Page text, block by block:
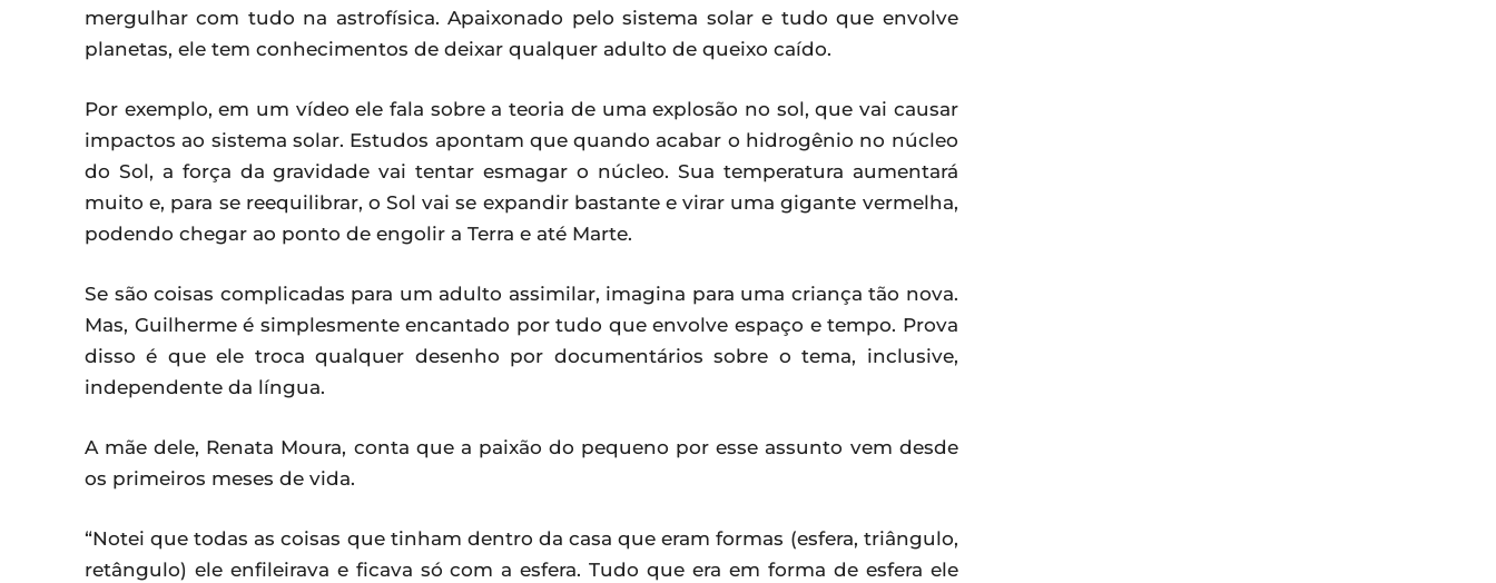
mergulhar com tudo na astrofísica. Apaixonado pelo sistema solar e tudo que envolve
planetas, ele tem conhecimentos de deixar qualquer adulto de queixo caído.
Por exemplo, em um vídeo ele fala sobre a teoria de uma explosão no sol, que vai causar
impactos ao sistema solar. Estudos apontam que quando acabar o hidrogênio no núcleo
do Sol, a força da gravidade vai tentar esmagar o núcleo. Sua temperatura aumentará
muito e, para se reequilibrar, o Sol vai se expandir bastante e virar uma gigante vermelha,
podendo chegar ao ponto de engolir a Terra e até Marte.
Se são coisas complicadas para um adulto assimilar, imagina para uma criança tão nova.
Mas, Guilherme é simplesmente encantado por tudo que envolve espaço e tempo. Prova
disso é que ele troca qualquer desenho por documentários sobre o tema, inclusive,
independente da língua.
A mãe dele, Renata Moura, conta que a paixão do pequeno por esse assunto vem desde
os primeiros meses de vida.
“Notei que todas as coisas que tinham dentro da casa que eram formas (esfera, triângulo,
retângulo) ele enfileirava e ficava só com a esfera. Tudo que era em forma de esfera ele